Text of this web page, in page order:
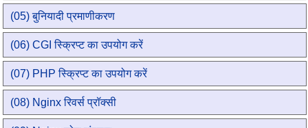
(05) बुनियादी प्रमाणीकरण
(06) CGI स्क्रिप्ट का उपयोग करें
(07) PHP स्क्रिप्ट का उपयोग करें
(08) Nginx रिवर्स प्रॉक्सी